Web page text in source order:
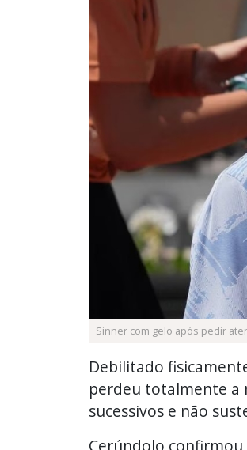
Sinner com gelo após pedir
Debilitado
perdeu totalmente a
sucessivos e não
Cerúndolo